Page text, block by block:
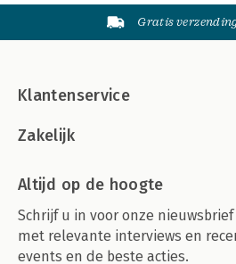
Gratis
Klantenservice
Zakelijk
Altijd op de hoogte
Schrijf u in voor onze
met relevante interviews en
events en de beste acties.